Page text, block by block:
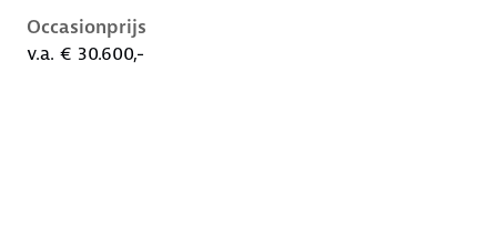
Occasionprijs
v.a. € 30.600,-